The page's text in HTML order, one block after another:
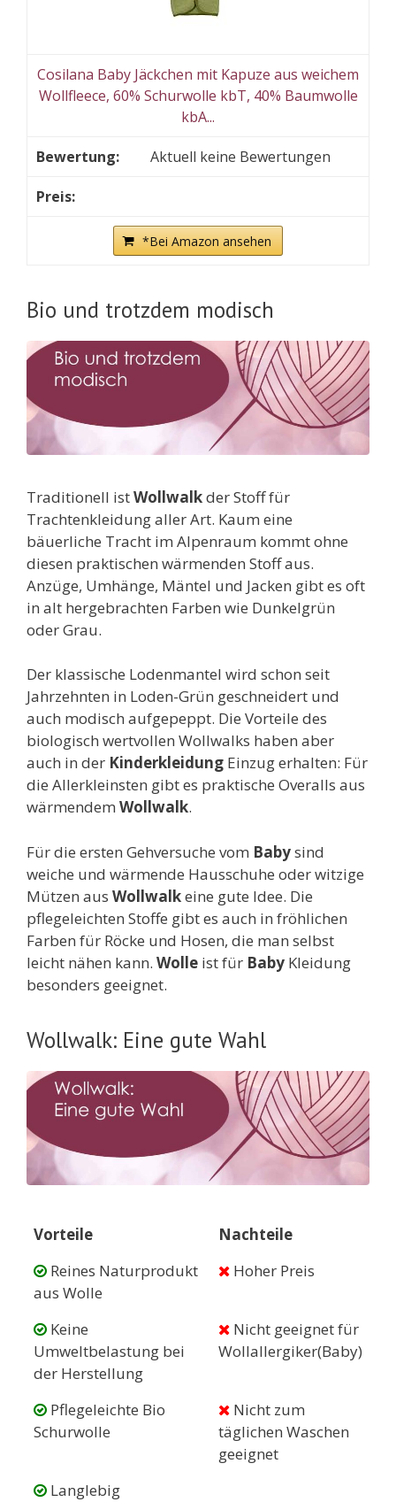
Cosilana Baby Jäckchen mit Kapuze aus weichem
Wollfleece, 60% Schurwolle kbT, 40% Baumwolle
kbA...
Aktuell keine Bewertungen
*Bei Amazon ansehen
Bio und trotzdem modisch
Traditionell istWollwalkder Stoff für
Trachtenkleidung aller Art. Kaum eine
bäuerliche Tracht im Alpenraum kommt ohne
diesen praktischen wärmenden Stoff aus.
Anzüge, Umhänge, Mäntel und Jacken gibt es oft
in alt hergebrachten Farben wie Dunkelgrün
oder Grau.
Der klassische Lodenmantel wird schon seit
Jahrzehnten in Loden-Grün geschneidert und
auch modisch aufgepeppt. Die Vorteile des
biologisch wertvollen Wollwalks haben aber
auch in der Kinderkleidung Einzug erhalten: Für
die Allerkleinsten gibt es praktische Overalls aus
wärmendem Wollwalk.
Für die ersten Gehversuche vom Babysind
weiche und wärmende Hausschuhe oder witzige
Mützen aus Wollwalkeine gute Idee. Die
pflegeleichten Stoffe gibt es auch in fröhlichen
Farben für Röcke und Hosen, die man selbst
leicht nähen kann. Wolle ist für Baby Kleidung
besonders geeignet.
Wollwalk: Eine gute Wahl
Vorteile
Nachteile
Reines Naturprodukt
aus Wolle
Hoher Preis
Keine
Umweltbelastung bei
der Herstellung
Nicht geeignet für
Wollallergiker(Baby)
Pflegeleichte Bio
Schurwolle
Nicht zum
täglichen Waschen
geeignet
Langlebig